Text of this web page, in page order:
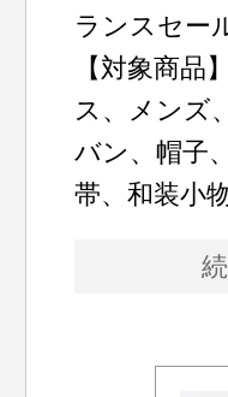
ランスセー
【対象商品
ス、メンズ
バン、帽子
帯、和装小